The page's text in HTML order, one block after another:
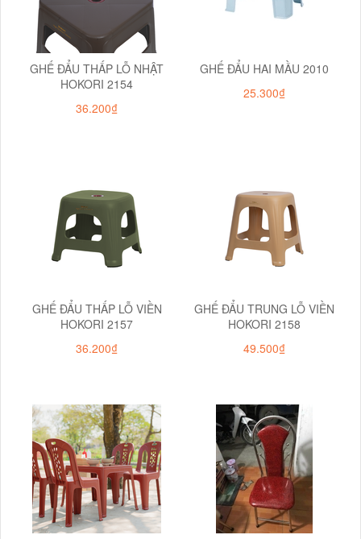
GHẾ ĐẨU THẤP LỖ NHẬT
HOKORI 2154
36.200₫
GHẾ ĐẨU HAI MẦU 2010
25.300₫
GHẾ ĐẨU THẤP LỖ VIỀN
HOKORI 2157
36.200₫
GHẾ ĐẨU TRUNG LỖ VIỀN
HOKORI 2158
49.500₫